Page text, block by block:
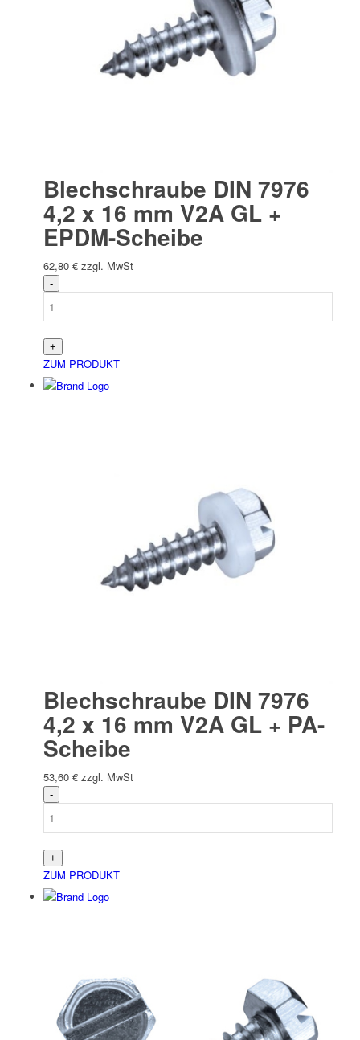
Blechschraube DIN 7976
4,2 x 16 mm V2A GL +
EPDM-Scheibe
62,80 € zzgl. MwSt
ZUM PRODUKT
Blechschraube DIN 7976
4,2 x 16 mm V2A GL + PA-
Scheibe
53,60 € zzgl. MwSt
ZUM PRODUKT